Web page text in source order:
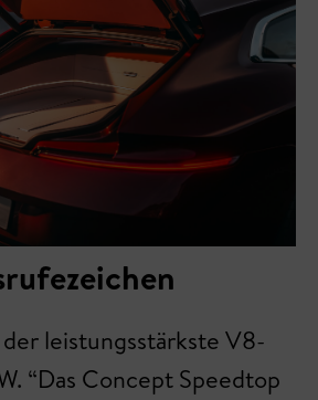
leistungsstärkste V8-
“Das Concept Speedtop